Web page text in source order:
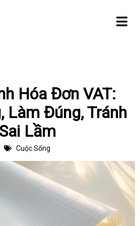
Hóa Đơn VAT:
Làm Đúng, Tránh
Sai Lầm
Cuộc Sống